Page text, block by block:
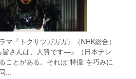
『トクサツガガガ』（NHK総合）
さんは、人質です―』（日本テレ
ことがある。それは“特撮”を巧みに
...